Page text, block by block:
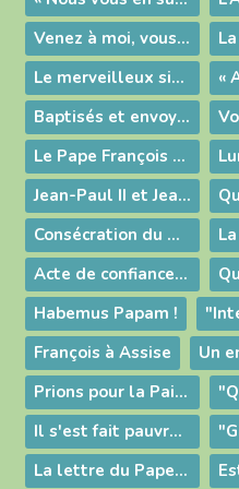
Venez à moi, vous tous qui peinez et ployez sous le fardeau, et moi je vous soulagerai
Le merveilleux signe de la crèche
Baptisés et envoyés : l’Église du Christ en mission dans le monde
Le Pape François célèbre la messe à Bethléem
Jean-Paul II et Jean XXIII : deux papes saints !
Consécration du Monde à Marie
Acte de confiance à Marie
Habemus Papam !
François à Assise
Prions pour la Paix en Syrie
Il s'est fait pauvre pour nous enrichir par sa pauvreté
La lettre du Pape au Familles